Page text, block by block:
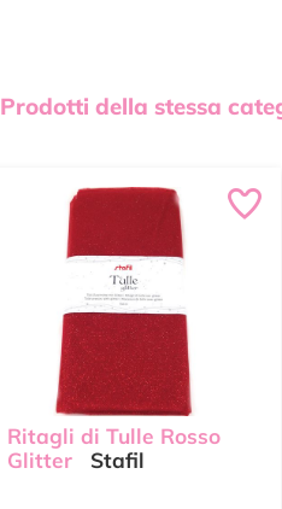
Prodotti della stessa
Ritagli di Tulle Rosso
Glitter
Stafil